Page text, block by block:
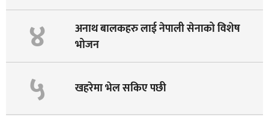
४
अनाथ बालकहरु लाई नेपाली सेनाको विशेष
भोजन
५ खहरेमा भेल सकिए पछी